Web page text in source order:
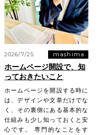
2026/7/25 mashima
ホームページ開設で、知
っておきたいこと
ホームページを開設する時に
は、デザインや文章だけでな
く、その裏側にある基本的な
仕組みも少し知っておくと安
心です。 専門的なことをす